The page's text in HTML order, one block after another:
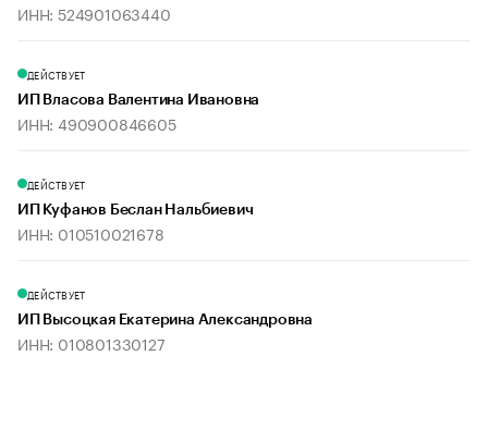
ИНН: 524901063440
ДЕЙСТВУЕТ
ИП Власова Валентина Ивановна
ИНН: 490900846605
ДЕЙСТВУЕТ
ИП Куфанов Беслан Нальбиевич
ИНН: 010510021678
ДЕЙСТВУЕТ
ИП Высоцкая Екатерина Александровна
ИНН: 010801330127